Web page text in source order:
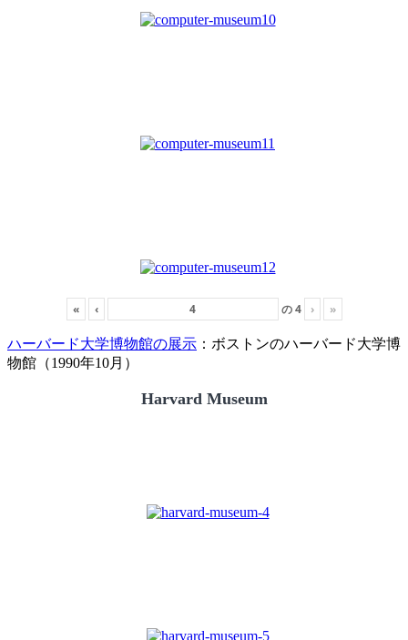
« ‹ の4 › »
ハーバード大学博物館の展示 ：ボストンのハーバード大学博
物館（1990年10月）
Harvard Museum